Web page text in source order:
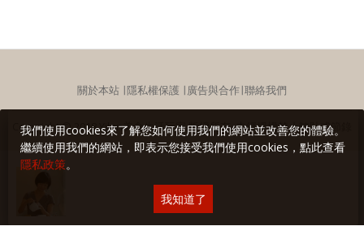
關於本站 ∣隱私權保護 ∣ 廣告與合作∣聯絡我們
Copyright © 2018 Yilan美食生活玩家 版權所有 未經授權禁止轉貼或節錄
我們使用cookies來了解您如何使用我們的網站並改善您的體驗。
繼續使用我們的網站，即表示您接受我們使用cookies，點此查看
隱私政策。
我知道了